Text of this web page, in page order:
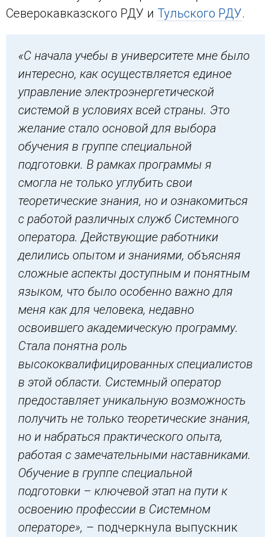
Северокавказского РДУ и Тульского РДУ.
«С начала учебы в университете мне было
интересно, как осуществляется единое
управление электроэнергетической
системой в условиях всей страны. Это
желание стало основой для выбора
обучения в группе специальной
подготовки. В рамках программы я
смогла не только углубить свои
теоретические знания, но и ознакомиться
с работой различных служб Системного
оператора. Действующие работники
делились опытом и знаниями, объясняя
сложные аспекты доступным и понятным
языком, что было особенно важно для
меня как для человека, недавно
освоившего академическую программу.
Стала понятна роль
высококвалифицированных специалистов
в этой области. Системный оператор
предоставляет уникальную возможность
получить не только теоретические знания,
но и набраться практического опыта,
работая с замечательными наставниками.
Обучение в группе специальной
подготовки – ключевой этап на пути к
освоению профессии в Системном
операторе», – подчеркнула выпускник